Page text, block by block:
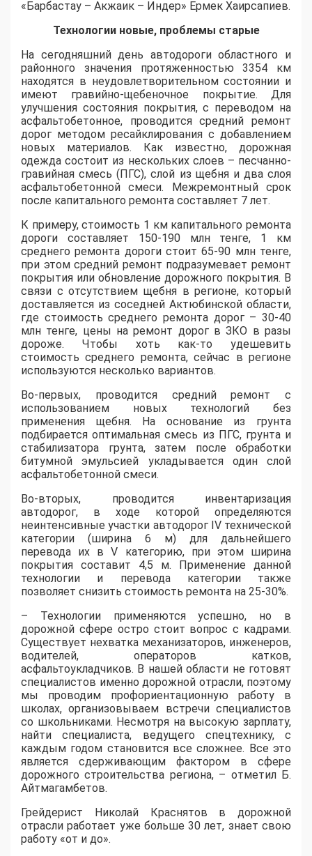
«Барбастау – Акжаик – Индер» Ермек Хаирсапиев.
Технологии новые, проблемы старые
На сегодняшний день автодороги областного и
районного значения протяженностью 3354 км
находятся в неудовлетворительном состоянии и
имеют гравийно-щебеночное покрытие. Для
улучшения состояния покрытия, с переводом на
асфальтобетонное, проводится средний ремонт
дорог методом ресайклирования с добавлением
новых материалов. Как известно, дорожная
одежда состоит из нескольких слоев – песчанно-
гравийная смесь (ПГС), слой из щебня и два слоя
асфальтобетонной смеси. Межремонтный срок
после капитального ремонта составляет 7 лет.
К примеру, стоимость 1 км капитального ремонта
дороги составляет 150-190 млн тенге, 1 км
среднего ремонта дороги стоит 65-90 млн тенге,
при этом средний ремонт подразумевает ремонт
покрытия или обновление дорожного покрытия. В
связи с отсутствием щебня в регионе, который
доставляется из соседней Актюбинской области,
где стоимость среднего ремонта дорог – 30-40
млн тенге, цены на ремонт дорог в ЗКО в разы
дороже. Чтобы хоть как-то удешевить
стоимость среднего ремонта, сейчас в регионе
используются несколько вариантов.
Во-первых, проводится средний ремонт с
использованием новых технологий без
применения щебня. На основание из грунта
подбирается оптимальная смесь из ПГС, грунта и
стабилизатора грунта, затем после обработки
битумной эмульсией укладывается один слой
асфальтобетонной смеси.
Во-вторых, проводится инвентаризация
автодорог, в ходе которой определяются
неинтенсивные участки автодорог ІV технической
категории (ширина 6 м) для дальнейшего
перевода их в V категорию, при этом ширина
покрытия составит 4,5 м. Применение данной
технологии и перевода категории также
позволяет снизить стоимость ремонта на 25-30%.
– Технологии применяются успешно, но в
дорожной сфере остро стоит вопрос с кадрами.
Существует нехватка механизаторов, инженеров,
водителей, операторов катков,
асфальтоукладчиков. В нашей области не готовят
специалистов именно дорожной отрасли, поэтому
мы проводим профориентационную работу в
школах, организовываем встречи специалистов
со школьниками. Несмотря на высокую зарплату,
найти специалиста, ведущего спецтехнику, с
каждым годом становится все сложнее. Все это
является сдерживающим фактором в сфере
дорожного строительства региона, – отметил Б.
Айтмагамбетов.
Грейдерист Николай Краснятов в дорожной
отрасли работает уже больше 30 лет, знает свою
работу «от и до».